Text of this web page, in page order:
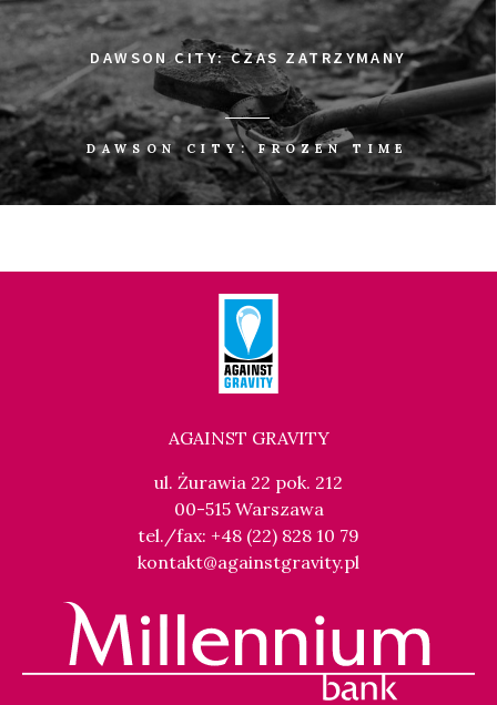
DAWSON CITY: CZAS ZATRZYMANY
DAWSON CITY: FROZEN TIME
AGAINST GRAVITY
ul. Żurawia 22 pok. 212
00-515 Warszawa
tel./fax: +48 (22) 828 10 79
kontakt@againstgravity.pl